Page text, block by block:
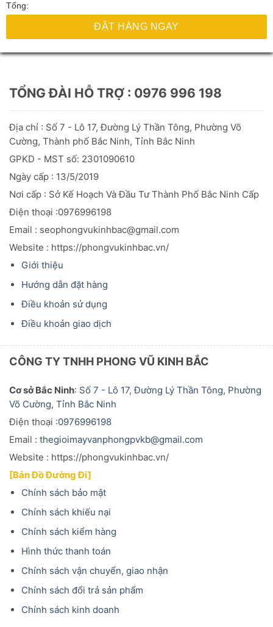
Tổng:
ĐẶT HÀNG NGAY
TỔNG ĐÀI HỖ TRỢ : 0976 996 198
Địa chỉ : Số 7 - Lô 17, Đường Lý Thần Tông, Phường Võ
Cường, Thành phố Bắc Ninh, Tỉnh Bắc Ninh
GPKD - MST số: 2301090610
Ngày cấp : 13/5/2019
Nơi cấp : Sở Kế Hoạch Và Đầu TưThành Phố Bắc Ninh Cấp
Điện thoại :0976996198
Email : seophongvukinhbac@gmail.com
Website : https://phongvukinhbac.vn/
Giới thiệu
Hướng dẫn đặt hàng
Điều khoản sử dụng
Điều khoản giao dịch
CÔNG TY TNHH PHONG VŨ KINH BẮC
Cơ sở Bắc Ninh: Số 7 - Lô 17, Đường Lý Thần Tông, Phường
Võ Cường, Tỉnh Bắc Ninh
Điện thoại :0976996198
Email : thegioimayvanphongpvkb@gmail.com
Website : https://phongvukinhbac.vn/
[Bản Đồ Đường Đi]
Chính sách bảo mật
Chính sách khiếu nại
Chính sách kiểm hàng
Hình thức thanh toán
Chính sách vận chuyển, giao nhận
Chính sách đổi trả sản phẩm
Chính sách kinh doanh